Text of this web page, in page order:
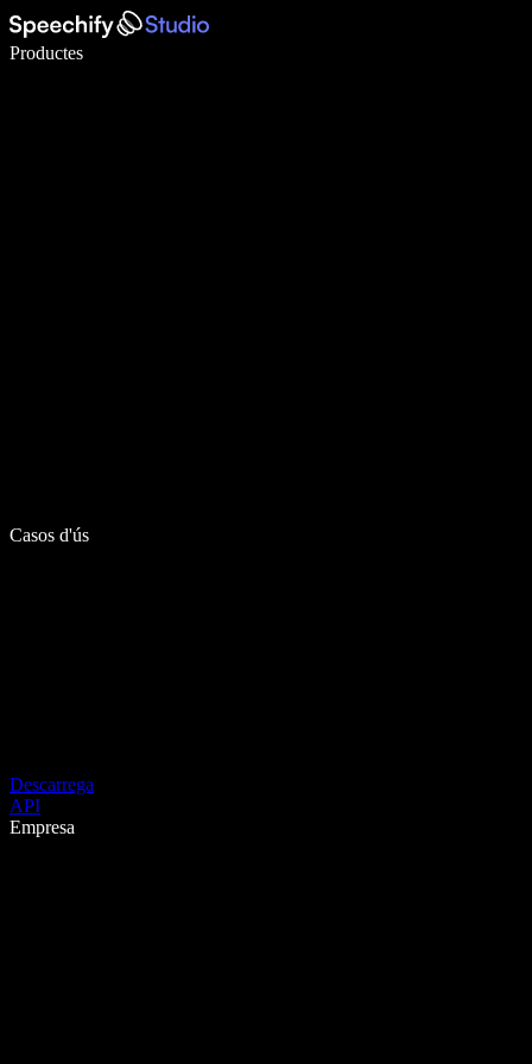
Productes
Escriu 5× més ràpid amb la veu
Casos d'ús
Descarrega
API
Empresa